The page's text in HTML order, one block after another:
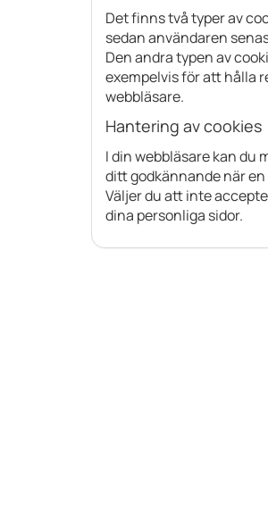
Det finns två typer av
sedan användaren
Den andra typen av
exempelvis för att hålla
webbläsare.
Hantering av cookies
I din webbläsare kan du
ditt godkännande när en
Väljer du att inte
dina personliga sidor.